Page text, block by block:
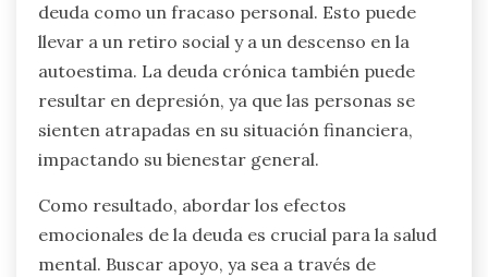
deuda como un fracaso personal. Esto puede
llevar a un retiro social y a un descenso en la
autoestima. La deuda crónica también puede
resultar en depresión, ya que las personas se
sienten atrapadas en su situación financiera,
impactando su bienestar general.
Como resultado, abordar los efectos
emocionales de la deuda es crucial para la salud
mental. Buscar apoyo, ya sea a través de